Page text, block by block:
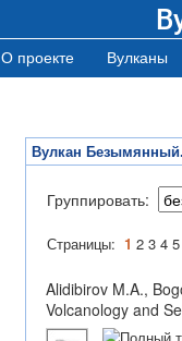
О проекте Вулканы
Вулкан
Группировать:
Страницы: 1 2 3 4 5
Alidibirov M.A.,
Volcanology and